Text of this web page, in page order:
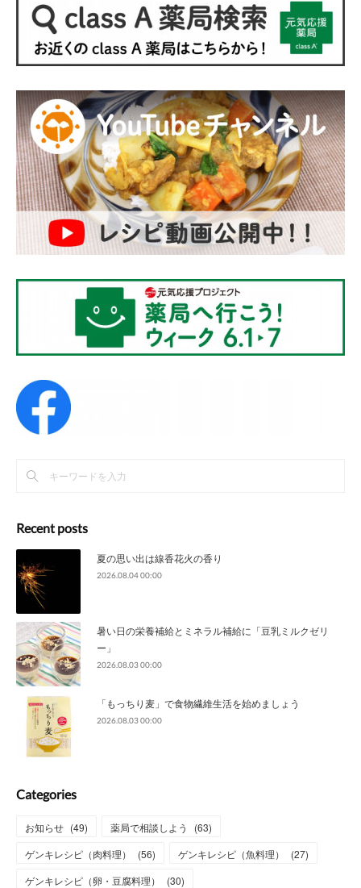
Recent posts
夏の思い出は線香花火の香り
2026.08.04 00:00
暑い日の栄養補給とミネラル補給に「豆乳ミルクゼリ
ー」
2026.08.03 00:00
「もっちり麦」で食物繊維生活を始めましょう
2026.08.03 00:00
Categories
お知らせ (49) 薬局で相談しよう (63)
ゲンキレシピ（肉料理）
(56) ゲンキレシピ（魚料理） (27)
ゲンキレシピ（卵・豆腐料理）
(30)